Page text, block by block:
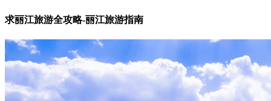
求丽江旅游全攻略-丽江旅游指南